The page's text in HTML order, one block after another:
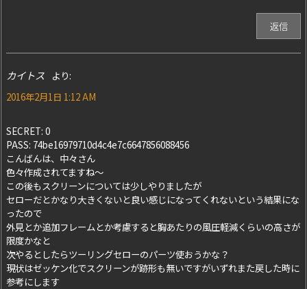
返信
カイトス より:
2016年2月1日 1:12 AM
SECRET: 0
PASS: 74be16979710d4c4e7c6647856088456
こんばんは、中々さん
色々作成されてますね～
この後もスクリーンについては少しやりましたが
セローだとかなり大きくないと良い感じになってくれないという結果にな
ったので
外見とか追加フレームとか考慮すると胸あたりの風圧軽減くらいの高さが
限度かなと
次やるとしたらツーリングセローのパーツ使おうかな？
現状はゼッケン化でスクリーンが跡形も無いですがいずれまた戻した時に
参考にします